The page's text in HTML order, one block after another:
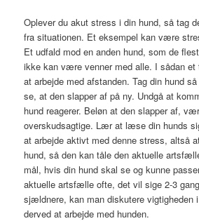
Oplever du akut stress i din hund, så tag
fra situationen. Et eksempel kan være
Et udfald mod en anden hund, som de
ikke kan være venner med alle. I sådan
at arbejde med afstanden. Tag din hund
se, at den slapper af på ny. Undgå at
hund reagerer. Beløn at den slapper af,
overskudsagtige. Lær at læse din hunds
at arbejde aktivt med denne stress, altså
hund, så den kan tåle den aktuelle
mål, hvis din hund skal se og kunne
aktuelle artsfælle ofte, det vil sige 2-3
sjældnere, kan man diskutere vigtigheden
derved at arbejde med hunden.